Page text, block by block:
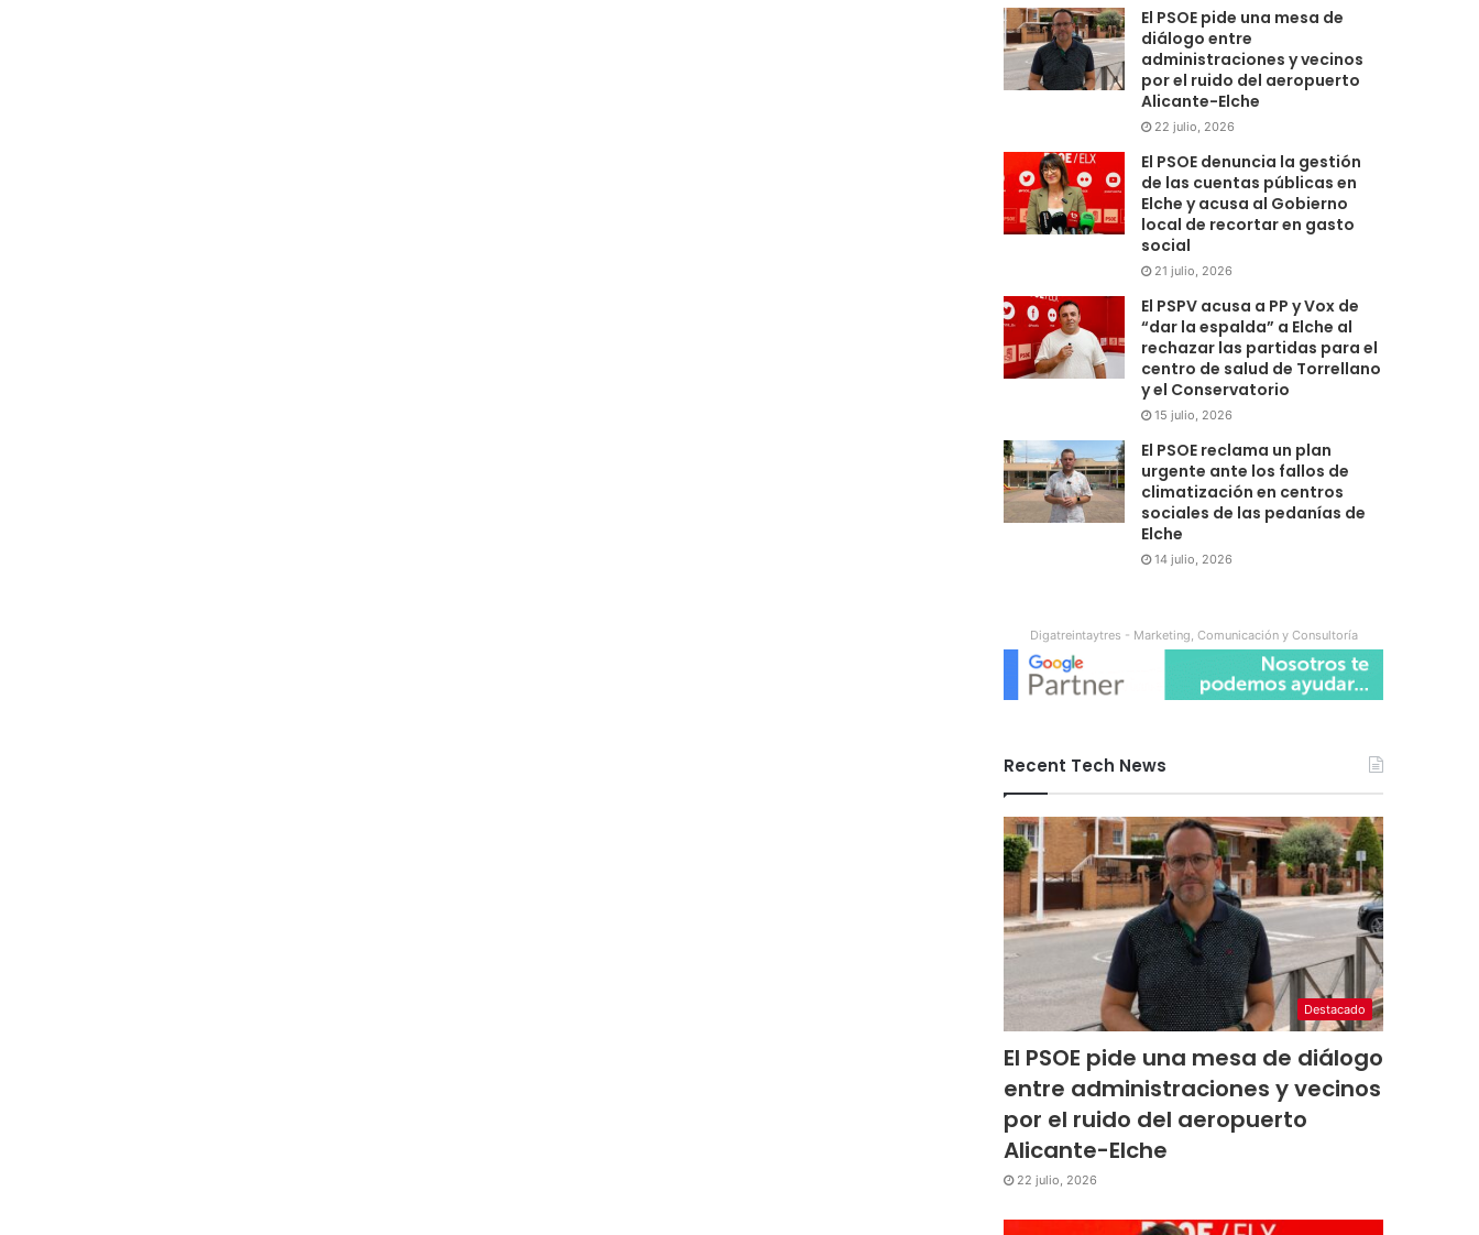
El PSOE pide una mesa de
diálogo entre
administraciones y vecinos
por el ruido del aeropuerto
Alicante-Elche
22 julio, 2026
El PSOE denuncia la gestión
de las cuentas públicas en
Elche y acusa al Gobierno
local de recortar en gasto
social
21 julio, 2026
El PSPV acusa a PP y Vox de
“dar la espalda” a Elche al
rechazar las partidas para el
centro de salud de Torrellano
y el Conservatorio
15 julio, 2026
El PSOE reclama un plan
urgente ante los fallos de
climatización en centros
sociales de las pedanías de
Elche
14 julio, 2026
Digatreintaytres - Marketing, Comunicación y Consultoría
Recent Tech News
Destacado
El PSOE pide una mesa de diálogo
entre administraciones y vecinos
por el ruido del aeropuerto
Alicante-Elche
22 julio, 2026